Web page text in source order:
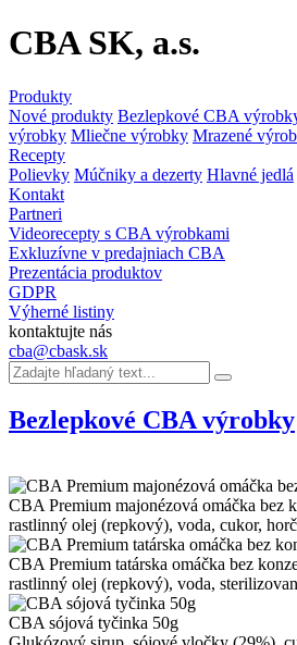
CBA SK, a.s.
Produkty
Nové produkty Bezlepkové CBA
výrobky Mliečne výrobky Mrazené
Recepty
Polievky Múčniky a dezerty Hlavné jedlá
Kontakt
Partneri
Videorecepty s CBA výrobkami
Exkluzívne v predajniach CBA
Prezentácia produktov
GDPR
Výherné listiny
kontaktujte nás
cba@cbask.sk
Bezlepkové CBA výrobky
CBA Premium majonézová omáčka bez
rastlinný olej (repkový), voda, cukor,
CBA Premium tatárska omáčka bez
rastlinný olej (repkový), voda,
CBA sójová tyčinka 50g